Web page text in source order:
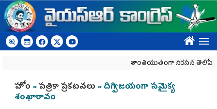
Skip to main content
????
శాంతియుతంగా నిరసన తెలిపే
You are here
హోం »పత్రికా ప్రకటనలు » దిగ్విజయంగా సమైక్య
శంఖారావం